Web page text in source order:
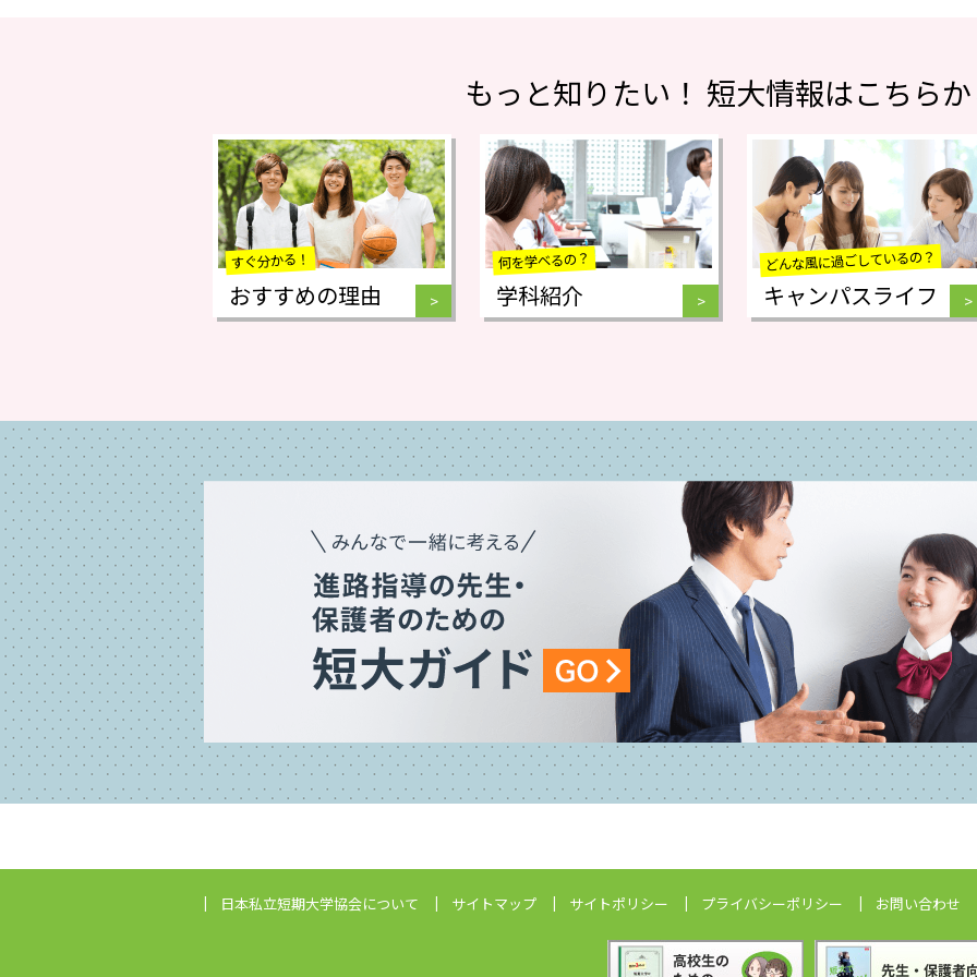
もっと知りたい！ 短大情報はこちら
すぐ分かる！
おすすめの理由 >
何を学べるの？
学科紹介 >
どんな風に過ごしているの？
キャンパスライフ >
日本私立短期大学協会について サイトマップ サイトポリシー プライバシーポリシー お問い合わせ